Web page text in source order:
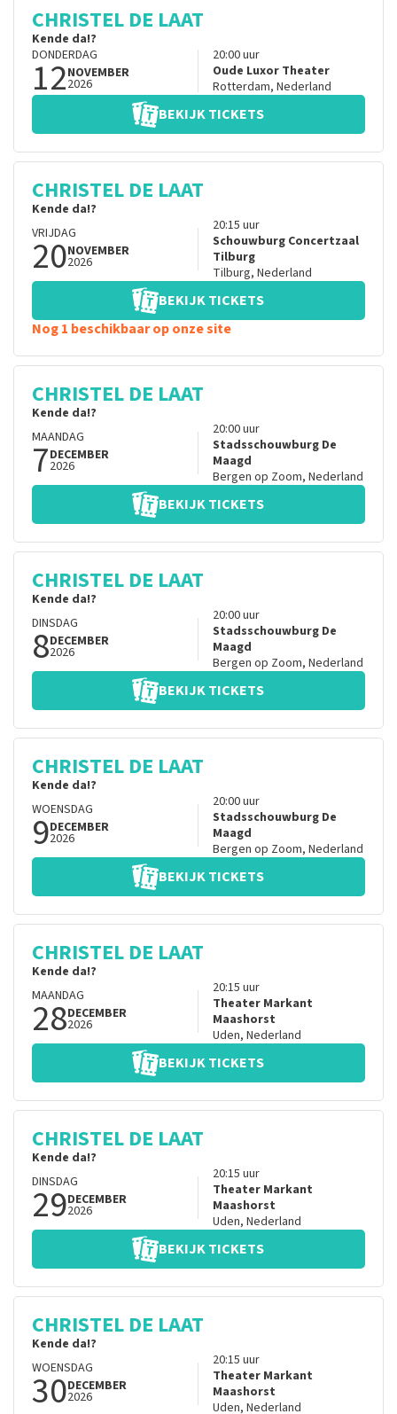
CHRISTEL DE LAAT
Kende da!?
DONDERDAG
12NOVEMBER
2026
20:00uur
Oude Luxor Theater
Rotterdam, Nederland
BEKIJK TICKETS
CHRISTEL DE LAAT
Kende da!?
VRIJDAG
20NOVEMBER
2026
20:15 uur
Schouwburg Concertzaal
Tilburg
Tilburg, Nederland
BEKIJK TICKETS
Nog 1 beschikbaar op onze site
CHRISTEL DE LAAT
Kende da!?
MAANDAG
7DECEMBER
2026
20:00uur
Stadsschouwburg De
Maagd
Bergen op Zoom, Nederland
BEKIJK TICKETS
CHRISTEL DE LAAT
Kende da!?
DINSDAG
8DECEMBER
2026
20:00uur
Stadsschouwburg De
Maagd
Bergen op Zoom, Nederland
BEKIJK TICKETS
CHRISTEL DE LAAT
Kende da!?
WOENSDAG
9DECEMBER
2026
20:00uur
Stadsschouwburg De
Maagd
Bergen op Zoom, Nederland
BEKIJK TICKETS
CHRISTEL DE LAAT
Kende da!?
MAANDAG
28DECEMBER
2026
20:15 uur
Theater Markant
Maashorst
Uden, Nederland
BEKIJK TICKETS
CHRISTEL DE LAAT
Kende da!?
DINSDAG
29DECEMBER
2026
20:15 uur
Theater Markant
Maashorst
Uden, Nederland
BEKIJK TICKETS
CHRISTEL DE LAAT
Kende da!?
WOENSDAG
30DECEMBER
2026
20:15 uur
Theater Markant
Maashorst
Uden, Nederland